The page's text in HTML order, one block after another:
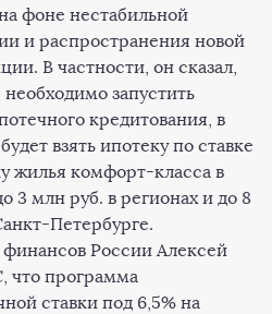
фоне нестабильной
и распространения новой
В частности, он сказал,
запустить
кредитования, в
взять ипотеку по ставке
жилья комфорт-класса в
3 млн руб. в регионах и до 8
Петербурге.
России Алексей
что программа
ставки под 6,5% на